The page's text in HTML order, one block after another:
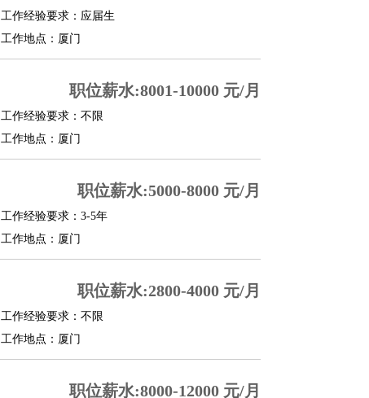
工作经验要求：应届生
工作地点：厦门
职位薪水:8001-10000 元/月
工作经验要求：不限
工作地点：厦门
职位薪水:5000-8000 元/月
工作经验要求：3-5年
工作地点：厦门
职位薪水:2800-4000 元/月
工作经验要求：不限
工作地点：厦门
职位薪水:8000-12000 元/月